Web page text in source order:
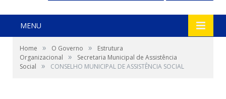
MENU
Home » O Governo »
Estrutura
Organizacional
»
Secretaria Municipal de Assistência
Social
» CONSELHO MUNICIPAL DE ASSISTÊNCIA SOCIAL